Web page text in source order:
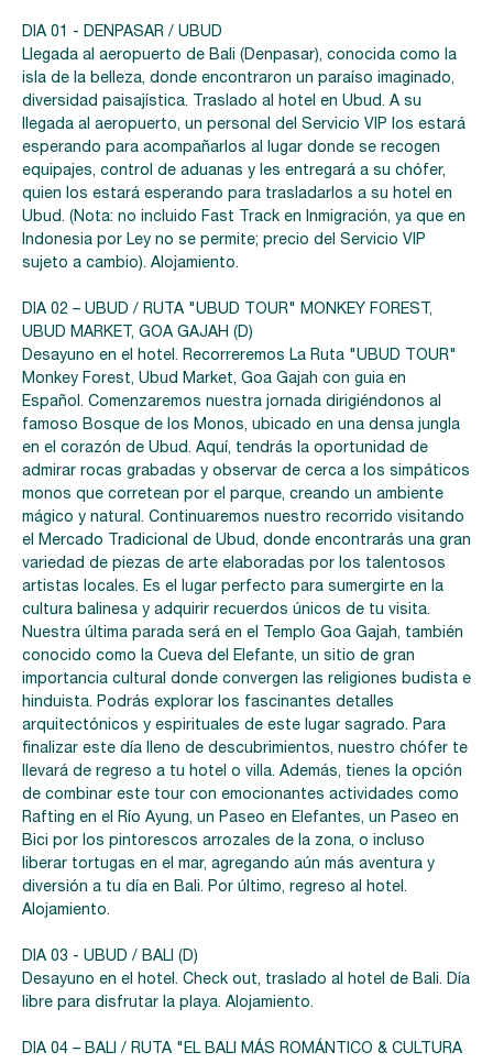
DIA 01 - DENPASAR / UBUD
Llegada al aeropuerto de Bali (Denpasar), conocida como la
isla de la belleza, donde encontraron un paraíso imaginado,
diversidad paisajística. Traslado al hotel en Ubud. A su
llegada al aeropuerto, un personal del Servicio VIP los estará
esperando para acompañarlos al lugar donde se recogen
equipajes, control de aduanas y les entregará a su chófer,
quien los estará esperando para trasladarlos a su hotel en
Ubud. (Nota: no incluido Fast Track en Inmigración, ya que en
Indonesia por Ley no se permite; precio del Servicio VIP
sujeto a cambio). Alojamiento.
DIA 02 – UBUD / RUTA "UBUD TOUR" MONKEY FOREST,
UBUD MARKET, GOA GAJAH (D)
Desayuno en el hotel. Recorreremos La Ruta "UBUD TOUR"
Monkey Forest, Ubud Market, Goa Gajah con guia en
Español. Comenzaremos nuestra jornada dirigiéndonos al
famoso Bosque de los Monos, ubicado en una densa jungla
en el corazón de Ubud. Aquí, tendrás la oportunidad de
admirar rocas grabadas y observar de cerca a los simpáticos
monos que corretean por el parque, creando un ambiente
mágico y natural. Continuaremos nuestro recorrido visitando
el Mercado Tradicional de Ubud, donde encontrarás una gran
variedad de piezas de arte elaboradas por los talentosos
artistas locales. Es el lugar perfecto para sumergirte en la
cultura balinesa y adquirir recuerdos únicos de tu visita.
Nuestra última parada será en el Templo Goa Gajah, también
conocido como la Cueva del Elefante, un sitio de gran
importancia cultural donde convergen las religiones budista e
hinduista. Podrás explorar los fascinantes detalles
arquitectónicos y espirituales de este lugar sagrado. Para
finalizar este día lleno de descubrimientos, nuestro chófer te
llevará de regreso a tu hotel o villa. Además, tienes la opción
de combinar este tour con emocionantes actividades como
Rafting en el Río Ayung, un Paseo en Elefantes, un Paseo en
Bici por los pintorescos arrozales de la zona, o incluso
liberar tortugas en el mar, agregando aún más aventura y
diversión a tu día en Bali. Por último, regreso al hotel.
Alojamiento.
DIA 03 - UBUD / BALI (D)
Desayuno en el hotel. Check out, traslado al hotel de Bali. Día
libre para disfrutar la playa. Alojamiento.
DIA 04 – BALI / RUTA "EL BALI MÁS ROMÁNTICO & CULTURA